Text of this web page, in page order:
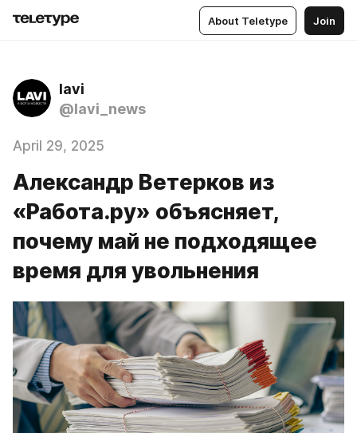
About Teletype Join
lavi
@lavi_news
April 29, 2025
Александр Ветерков из
«Работа.ру» объясняет,
почему май не подходящее
время для увольнения